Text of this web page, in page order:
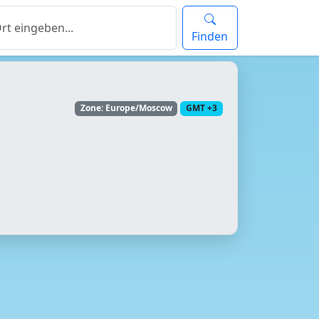
Finden
Zone: Europe/Moscow GMT +3